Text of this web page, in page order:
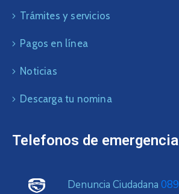
Trámites y servicios
Pagos en línea
Noticias
Descarga tu nomina
Telefonos de emergencia
Denuncia Ciudadana 089